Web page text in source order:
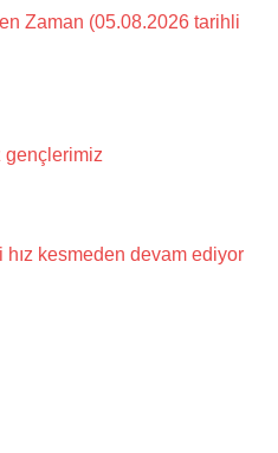
Zaman (05.08.2026 tarihli
gençlerimiz
kesmeden devam ediyor